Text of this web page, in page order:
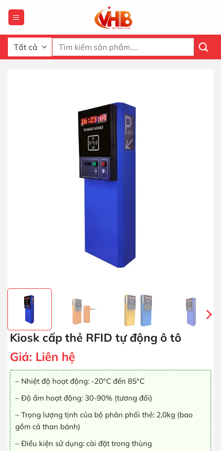
qua
dung
Tìm
kiếm:
Kiosk cấp thẻ RFID tự động ô tô
Giá: Liên hệ
– Nhiệt độ hoạt động: -20°C đến 85°C
– Độ ẩm hoạt động: 30-90% (tương đối)
– Trọng lượng tịnh của bộ phân phối thẻ: 2,0kg (bao
gồm cả than bánh)
– Điều kiện sử dụng: cài đặt trong thùng